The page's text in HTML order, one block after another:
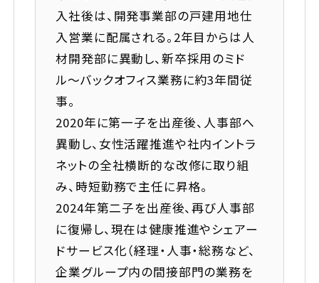
入社後は、開発事業部の戸建用地仕
入営業に配属される。2年目からは人
材開発部に異動し、新卒採用のミド
ル〜バックオフィス業務に約3年間従
事。
2020年に第一子を出産後、人事部へ
異動し、女性活躍推進や社内イントラ
ネットの全社横断的な改修に取り組
み、時短勤務で主任に昇格。
2024年第二子を出産後、再び人事部
に復帰し、現在は健康推進やシェアー
ドサービス化（経理・人事・総務など、
企業グループ内の間接部門の業務を